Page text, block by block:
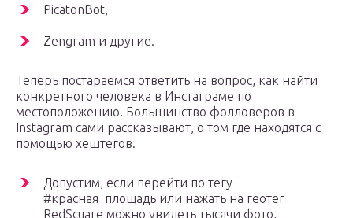
PicatonBot,
Zengram и другие.
Теперь постараемся ответить на вопрос, как найти
конкретного человека в Инстаграме по
местоположению. Большинство фолловеров в
Instagram сами рассказывают, о том где находятся с
помощью хештегов.
Допустим, если перейти по тегу
#красная_площадь или нажать на геотег
RedScuare можно увидеть тысячи фото,